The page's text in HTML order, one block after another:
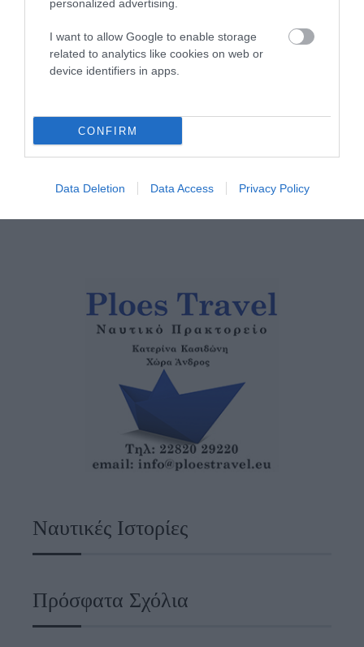
personalized advertising.
I want to allow Google to enable storage
related to analytics like cookies on web or
device identifiers in apps.
CONFIRM
Data Deletion Data Access Privacy Policy
Η Φιλαρμονική του
Μουσικού Συλλόγου
Άνδρου τίμησε τον
σημειώσατε…
Ναυτικές Ιστορίες
Πρόσφατα Σχόλια